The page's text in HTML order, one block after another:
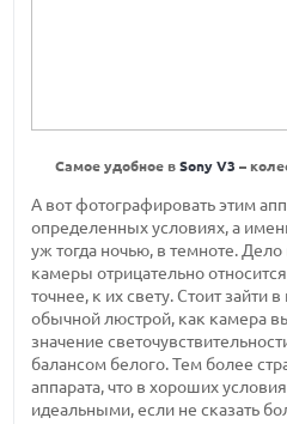
Самое удобное в Sony V3 –
А вот фотографировать этим
определенных условиях, а
уж тогда ночью, в темноте. Дело
камеры отрицательно
точнее, к их свету. Стоит зайти
обычной люстрой, как камера
значение
балансом белого. Тем более
аппарата, что в хороших
идеальными, если не сказать